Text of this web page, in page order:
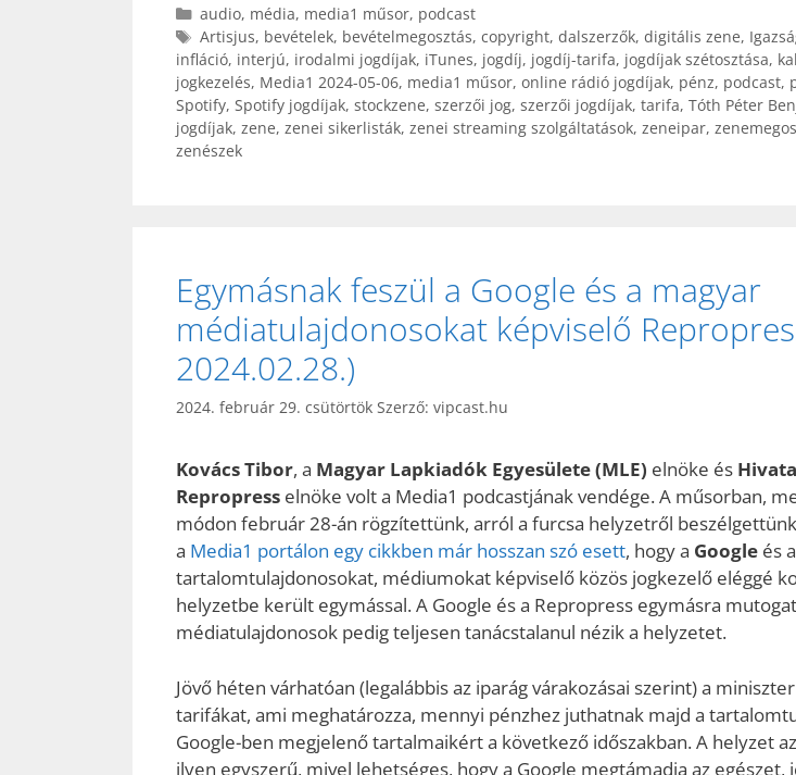
Kategória
audio, média, media1 műsor, podcast
Címkék
Artisjus, bevételek, bevételmegosztás, copyright, dalszerzők, digitális zene,
infláció, interjú, irodalmi jogdíjak, iTunes, jogdíj, jogdíj-tarifa, jogdíjak szétosztása,
jogkezelés, Media1 2024-05-06, media1 műsor, online rádió jogdíjak, pénz, podcast,
Spotify, Spotify jogdíjak, stockzene, szerzői jog, szerzői jogdíjak, tarifa, Tóth Péter
jogdíjak, zene, zenei sikerlisták, zenei streaming szolgáltatások, zeneipar,
zenészek
Egymásnak feszül a Google és a magyar
médiatulajdonosokat képviselő
2024.02.28.)
2024. február 29. csütörtök Szerző: vipcast.hu
Kovács Tibor, a Magyar Lapkiadók Egyesülete (MLE) elnöke és
Repropress elnöke volt a Media1 podcastjának vendége. A műsorban,
módon február 28-án rögzítettünk, arról a furcsa helyzetről
a Media1 portálon egy cikkben már hosszan szó esett, hogy a Google és
tartalomtulajdonosokat, médiumokat képviselő közös jogkezelő eléggé
helyzetbe került egymással. A Google és a Repropress egymásra
médiatulajdonosok pedig teljesen tanácstalanul nézik a helyzetet.
Jövő héten várhatóan (legalábbis az iparág várakozásai szerint) a
tarifákat, ami meghatározza, mennyi pénzhez juthatnak majd a
Google-ben megjelenő tartalmaikért a következő időszakban. A helyzet
ilyen egyszerű, mivel lehetséges, hogy a Google megtámadja az egészet,